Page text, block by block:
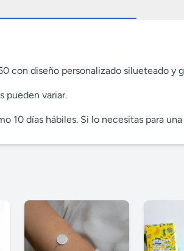
con diseño personalizado silueteado y
pueden variar.
10 días hábiles. Si lo necesitas para